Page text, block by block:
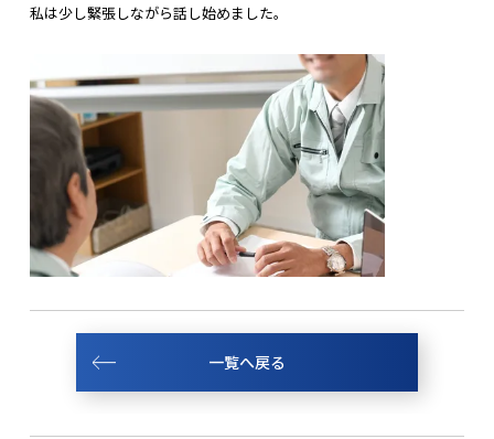
私は少し緊張しながら話し始めました。
一覧へ戻る